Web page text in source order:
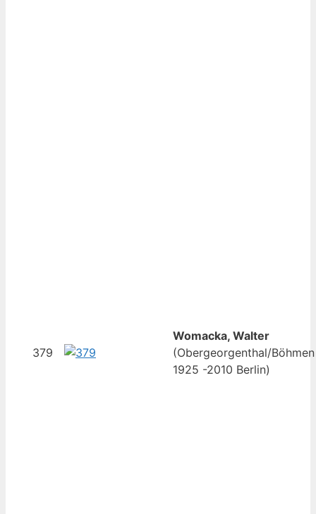
379
Womacka, Walter
(Obergeorgenthal/Böhmen
1925 -2010 Berlin)